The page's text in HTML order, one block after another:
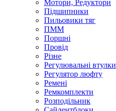
Мотори, Редуктори
Підшипники
Пильовики тяг
ПММ
Поршні
Провід
Різне
Регулювальні втулки
Регулятор люфту
Ремені
Ремкомплекти
Розподільник